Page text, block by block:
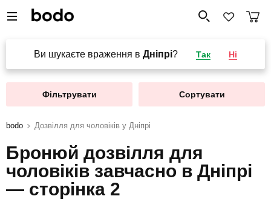
Ви шукаєте враження в Дніпрі? Так Ні
Фільтрувати Сортувати
bodo Дозвілля для чоловіків у Дніпрі
Бронюй дозвілля для
чоловіків завчасно в Дніпрі
— сторінка 2